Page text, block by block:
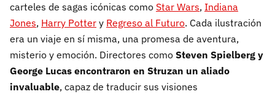
carteles de sagas icónicas como Star Wars, Indiana
Jones, Harry Potter y Regreso al Futuro. Cada ilustración
era un viaje en sí misma, una promesa de aventura,
misterio y emoción. Directores como Steven Spielberg y
George Lucas encontraron en Struzan un aliado
invaluable, capaz de traducir sus visiones